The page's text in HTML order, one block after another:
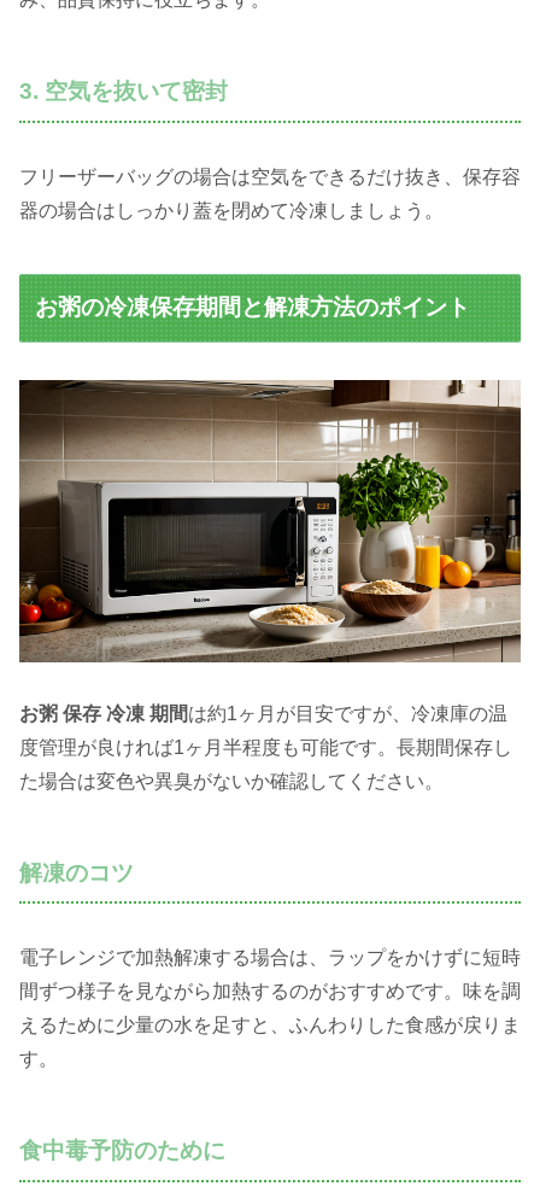
3. 空気を抜いて密封
フリーザーバッグの場合は空気をできるだけ抜き、保存容
器の場合はしっかり蓋を閉めて冷凍しましょう。
お粥の冷凍保存期間と解凍方法のポイント
お粥 保存 冷凍 期間は約1ヶ月が目安ですが、冷凍庫の温
度管理が良ければ1ヶ月半程度も可能です。長期間保存し
た場合は変色や異臭がないか確認してください。
解凍のコツ
電子レンジで加熱解凍する場合は、ラップをかけずに短時
間ずつ様子を見ながら加熱するのがおすすめです。味を調
えるために少量の水を足すと、ふんわりした食感が戻りま
す。
食中毒予防のために